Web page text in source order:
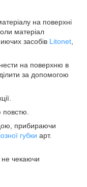
на поверхні
матеріал
засобів Litonet
на поверхню в
за допомогою
прибираючи
губки арт.
чекаючи